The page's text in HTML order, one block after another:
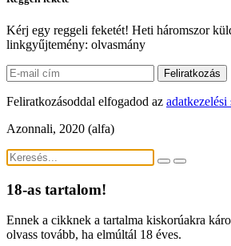
Kérj egy reggeli feketét! Heti háromszor
linkgyűjtemény: olvasmány
Feliratkozás
Feliratkozásoddal elfogadod az adatkezelési
Azonnali, 2020 (alfa)
18-as tartalom!
Ennek a cikknek a tartalma kiskorúakra
olvass tovább, ha elmúltál 18 éves.